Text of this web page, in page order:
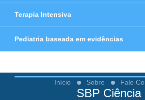
Terapia Intensiva
Pediatria baseada em evidências
Início Sobre Fale
SBP Ciência